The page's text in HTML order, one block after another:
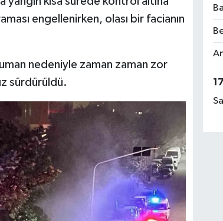
engellenirken, olası bir facianın
nedeniyle zaman zaman zor
sürdürüldü.